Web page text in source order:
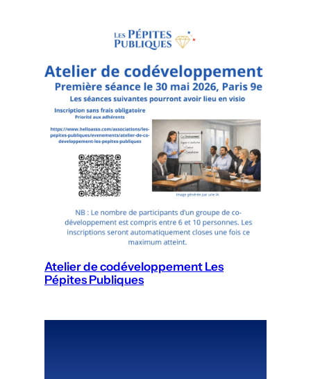
Atelier de codéveloppement Les
Pépites Publiques